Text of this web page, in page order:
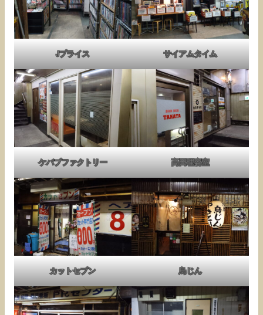
Jプライス サイアムタイム
ケバブファクトリー 高田理容室
カットセブン 鳥じん